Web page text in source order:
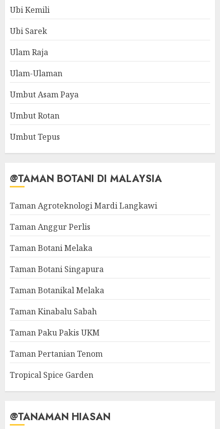
Ubi Kemili
Ubi Sarek
Ulam Raja
Ulam-Ulaman
Umbut Asam Paya
Umbut Rotan
Umbut Tepus
@TAMAN BOTANI DI MALAYSIA
Taman Agroteknologi Mardi Langkawi
Taman Anggur Perlis
Taman Botani Melaka
Taman Botani Singapura
Taman Botanikal Melaka
Taman Kinabalu Sabah
Taman Paku Pakis UKM
Taman Pertanian Tenom
Tropical Spice Garden
@TANAMAN HIASAN